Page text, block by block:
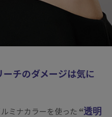
チのダメージは気に
ミナカラーを使った
透明